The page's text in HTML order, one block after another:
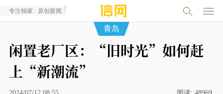
专注独家 · 原创新闻
青岛
闲置老厂区：“旧时光”如何赶
上“新潮流”